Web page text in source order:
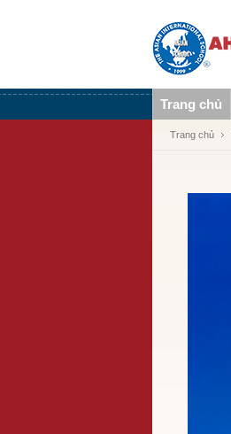
Trang chủ
Trang chủ